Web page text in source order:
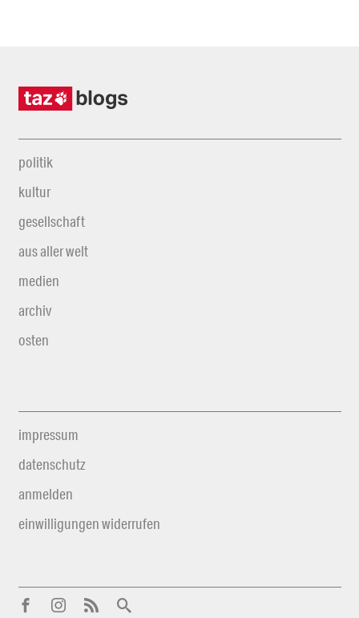
politik
kultur
gesellschaft
aus aller welt
medien
archiv
osten
impressum
datenschutz
anmelden
einwilligungen widerrufen